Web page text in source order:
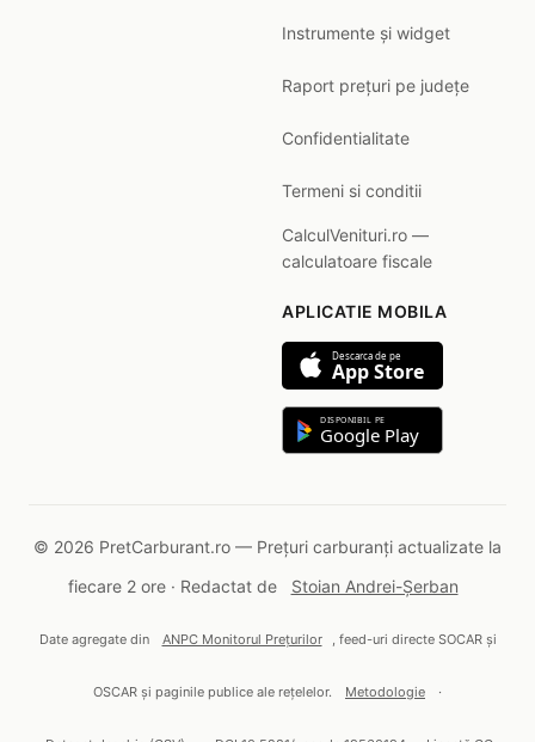
Instrumente și widget
Raport prețuri pe județe
Confidentialitate
Termeni si conditii
CalculVenituri.ro —
calculatoare fiscale
APLICATIE MOBILA
Descarca de pe
App Store
DISPONIBIL PE
Google Play
© 2026 PretCarburant.ro — Prețuri carburanți actualizate la
fiecare 2 ore · Redactat de
Stoian Andrei-Șerban
Date agregate din ANPC Monitorul Prețurilor , feed-uri directe SOCAR și
OSCAR și paginile publice ale rețelelor. Metodologie ·